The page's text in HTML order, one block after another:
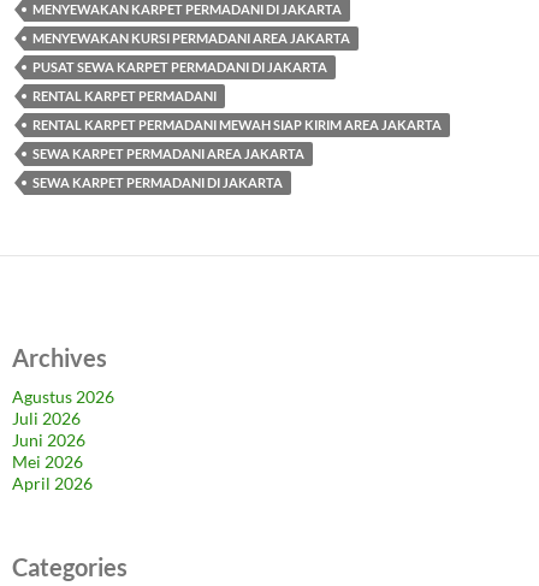
MENYEWAKAN KARPET PERMADANI DI JAKARTA
MENYEWAKAN KURSI PERMADANI AREA JAKARTA
PUSAT SEWA KARPET PERMADANI DI JAKARTA
RENTAL KARPET PERMADANI
RENTAL KARPET PERMADANI MEWAH SIAP KIRIM AREA JAKARTA
SEWA KARPET PERMADANI AREA JAKARTA
SEWA KARPET PERMADANI DI JAKARTA
Archives
Agustus 2026
Juli 2026
Juni 2026
Mei 2026
April 2026
Categories